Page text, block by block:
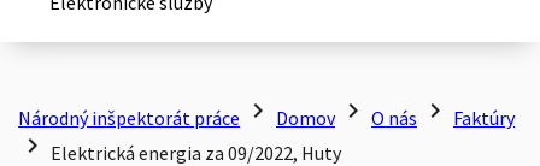
Národný inšpektorát práce chevron_right Domov chevron_right O nás chevron_right Faktúry
chevron_right Elektrická energia za 09/2022, Huty